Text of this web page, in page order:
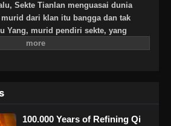
Sekte Tianlan menguasai dunia
dari klan itu bangga dan tak
Yang, murid pendiri sekte, yang
Qi, untuk menerobos dan naik
tersisa. Melihat sekte itu akan
memukul mundur musuh yang kuat
memimpin Sekte Tianlan kembali ke
100.000 Years of Refining Qi